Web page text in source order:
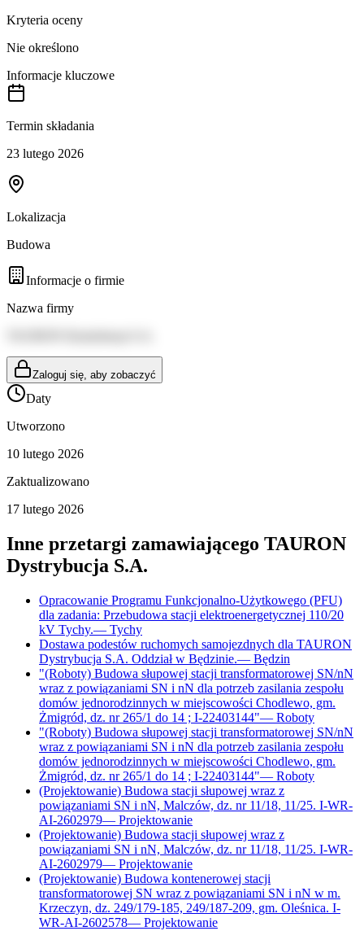
Kryteria oceny
Nie określono
Informacje kluczowe
Termin składania
23 lutego 2026
Lokalizacja
Budowa
Informacje o firmie
Nazwa firmy
Zaloguj się, aby zobaczyć
Daty
Utworzono
10 lutego 2026
Zaktualizowano
17 lutego 2026
Inne przetargi zamawiającego TAURON
Dystrybucja S.A.
Opracowanie Programu Funkcjonalno-Użytkowego (PFU)
dla zadania: Przebudowa stacji elektroenergetycznej 110/20
kV Tychy.— Tychy
Dostawa podestów ruchomych samojezdnych dla TAURON
Dystrybucja S.A. Oddział w Będzinie.— Będzin
"(Roboty) Budowa słupowej stacji transformatorowej SN/nN
wraz z powiązaniami SN i nN dla potrzeb zasilania zespołu
domów jednorodzinnych w miejscowości Chodlewo, gm.
Żmigród, dz. nr 265/1 do 14 ; I-22403144"— Roboty
"(Roboty) Budowa słupowej stacji transformatorowej SN/nN
wraz z powiązaniami SN i nN dla potrzeb zasilania zespołu
domów jednorodzinnych w miejscowości Chodlewo, gm.
Żmigród, dz. nr 265/1 do 14 ; I-22403144"— Roboty
(Projektowanie) Budowa stacji słupowej wraz z
powiązaniami SN i nN, Malczów, dz. nr 11/18, 11/25. I-WR-
AI-2602979— Projektowanie
(Projektowanie) Budowa stacji słupowej wraz z
powiązaniami SN i nN, Malczów, dz. nr 11/18, 11/25. I-WR-
AI-2602979— Projektowanie
(Projektowanie) Budowa kontenerowej stacji
transformatorowej SN wraz z powiązaniami SN i nN w m.
Krzeczyn, dz. 249/179-185, 249/187-209, gm. Oleśnica. I-
WR-AI-2602578— Projektowanie